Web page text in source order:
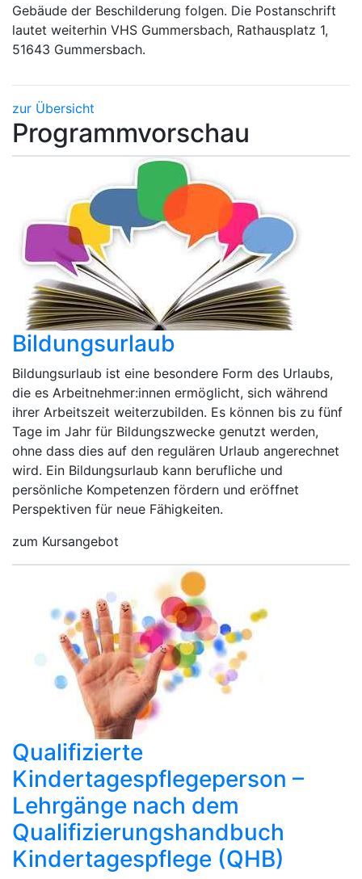
Gebäude der Beschilderung folgen. Die Postanschrift
lautet weiterhin VHS Gummersbach, Rathausplatz 1,
51643 Gummersbach.
zur Übersicht
Programmvorschau
Bildungsurlaub
Bildungsurlaub ist eine besondere Form des Urlaubs,
die es Arbeitnehmer:innen ermöglicht, sich während
ihrer Arbeitszeit weiterzubilden. Es können bis zu fünf
Tage im Jahr für Bildungszwecke genutzt werden,
ohne dass dies auf den regulären Urlaub angerechnet
wird. Ein Bildungsurlaub kann berufliche und
persönliche Kompetenzen fördern und eröffnet
Perspektiven für neue Fähigkeiten.
zum Kursangebot
Qualifizierte
Kindertagespflegeperson –
Lehrgänge nach dem
Qualifizierungshandbuch
Kindertagespflege (QHB)